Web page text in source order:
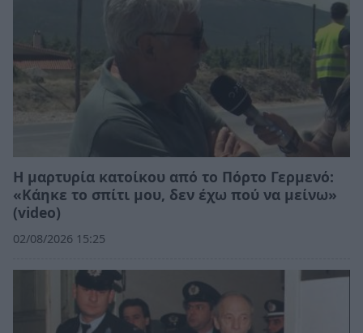
Η μαρτυρία κατοίκου από το Πόρτο Γερμενό:
«Κάηκε το σπίτι μου, δεν έχω πού να μείνω»
(video)
02/08/2026 15:25